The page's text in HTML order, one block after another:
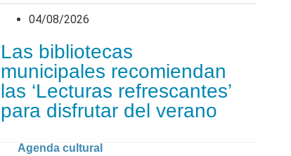
04/08/2026
Las bibliotecas
municipales recomiendan
las ‘Lecturas refrescantes’
para disfrutar del verano
Agenda cultural